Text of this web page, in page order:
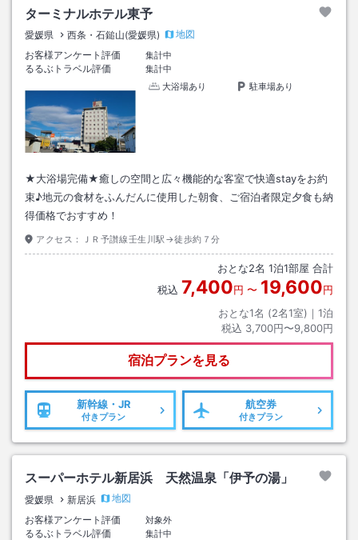
ターミナルホテル東予
愛媛県 西条・石鎚山(愛媛県)
地図
お客様アンケート評価
集計中
るるぶトラベル評価
集計中
大浴場あり
駐車場あり
★大浴場完備★癒しの空間と広々機能的な客室で快適stayをお約
束♪地元の食材をふんだんに使用した朝食、ご宿泊者限定夕食も納
得価格でおすすめ！
アクセス： ＪＲ予讃線壬生川駅→徒歩約７分
おとな2名 1泊1部屋 合計
税込 7,400円 〜 19,600円
おとな1名 (2名1室)｜ 1泊
税込 3,700円〜9,800円
宿泊プランを見る
新幹線・JR
付きプラン
航空券
付きプラン
スーパーホテル新居浜 天然温泉「伊予の湯」
愛媛県 新居浜
地図
お客様アンケート評価
対象外
るるぶトラベル評価
集計中